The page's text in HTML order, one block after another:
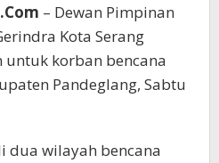
– Dewan Pimpinan
Kota Serang
korban bencana
Pandeglang, Sabtu
dua wilayah bencana